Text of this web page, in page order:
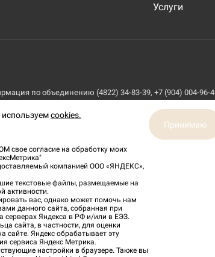
Услуги
по объединению (4822) 34-83-39, +7 (904) 004-96-
cookies.
свое согласие на обработку моих
компанией ООО «ЯНДЕКС»,
текстовые файлы, размещаемые на
активности.
вас, однако может помочь нам
данного сайта, собранная при
серверах Яндекса в РФ и/или в ЕЭЗ.
сайта, в частности, для оценки
сайте. Яндекс обрабатывает эту
сервиса Яндекс Метрика.
настройки в браузере. Также вы
Принимаю